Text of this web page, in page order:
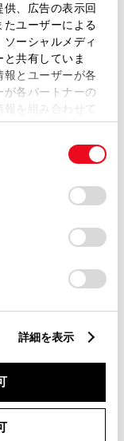
、広告の表示回
ユーザーによる
ーシャルメディ
共有していま
とユーザーが各
各パートナーの
を組み合わせて
の使用を続行する
されることに同
のオプトアウト、
っては、当社の
いて
」をご覧くだ
詳細を表示